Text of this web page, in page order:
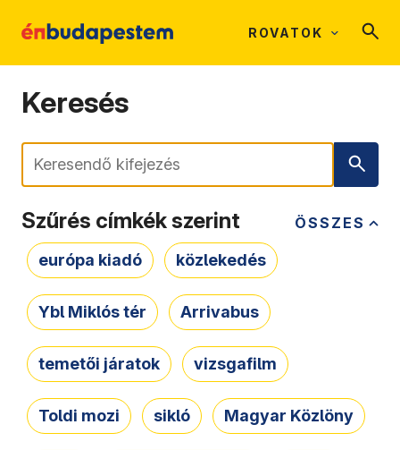
ROVATOK
Keresés
Keresés
ÖSSZES
Szűrés címkék szerint
európa kiadó közlekedés
Ybl Miklós tér Arrivabus
temetői járatok vizsgafilm
Toldi mozi sikló Magyar Közlöny